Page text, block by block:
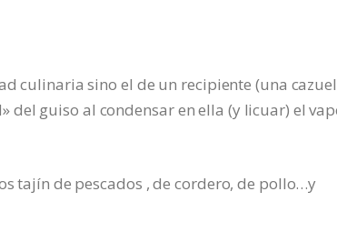
culinaria sino el de un recipiente (una
del guiso al condensar en ella (y licuar) el
tajín de pescados , de cordero, de pollo…y